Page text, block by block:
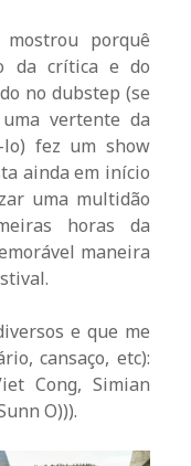
mostrou porquê
da crítica e do
no dubstep (se
vertente da
fez um show
ainda em início
uma multidão
horas da
maneira
e que me
cansaço, etc):
Cong, Simian
O))).